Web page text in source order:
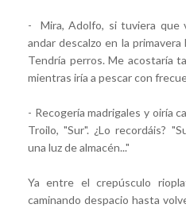
- Mira, Adolfo, si tuviera que
andar descalzo en la
Tendría perros. Me acostaría
mientras iría a pescar con
- Recogería madrigales y oiría
Troilo, "Sur". ¿Lo recordáis?
una luz de almacén..."
Ya entre el crepúsculo
caminando despacio hasta